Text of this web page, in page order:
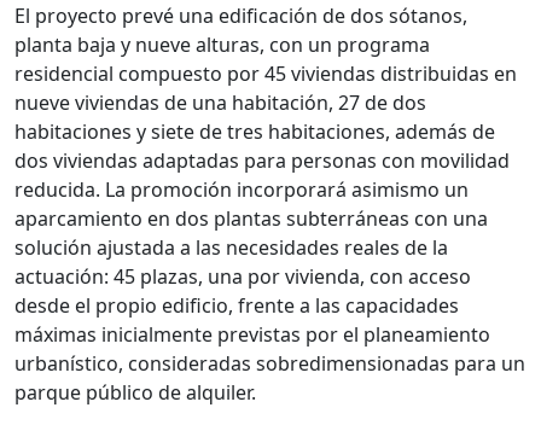
El proyecto prevé una edificación de dos sótanos,
planta baja y nueve alturas, con un programa
residencial compuesto por 45 viviendas distribuidas en
nueve viviendas de una habitación, 27 de dos
habitaciones y siete de tres habitaciones, además de
dos viviendas adaptadas para personas con movilidad
reducida. La promoción incorporará asimismo un
aparcamiento en dos plantas subterráneas con una
solución ajustada a las necesidades reales de la
actuación: 45 plazas, una por vivienda, con acceso
desde el propio edificio, frente a las capacidades
máximas inicialmente previstas por el planeamiento
urbanístico, consideradas sobredimensionadas para un
parque público de alquiler.